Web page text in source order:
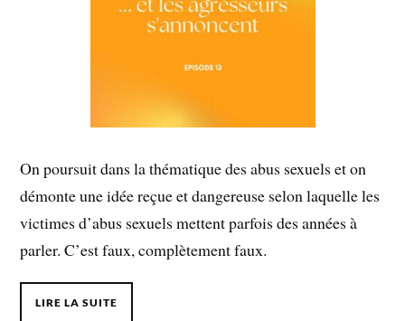
On poursuit dans la thématique des abus sexuels et on
démonte une idée reçue et dangereuse selon laquelle les
victimes d’abus sexuels mettent parfois des années à
parler. C’est faux, complètement faux.
LIRE LA SUITE